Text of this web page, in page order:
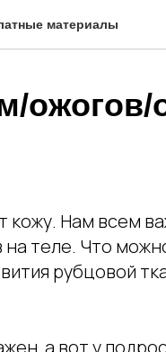
материалы
ожогов/
Нам всем
теле. Что
рубцовой
а вот у